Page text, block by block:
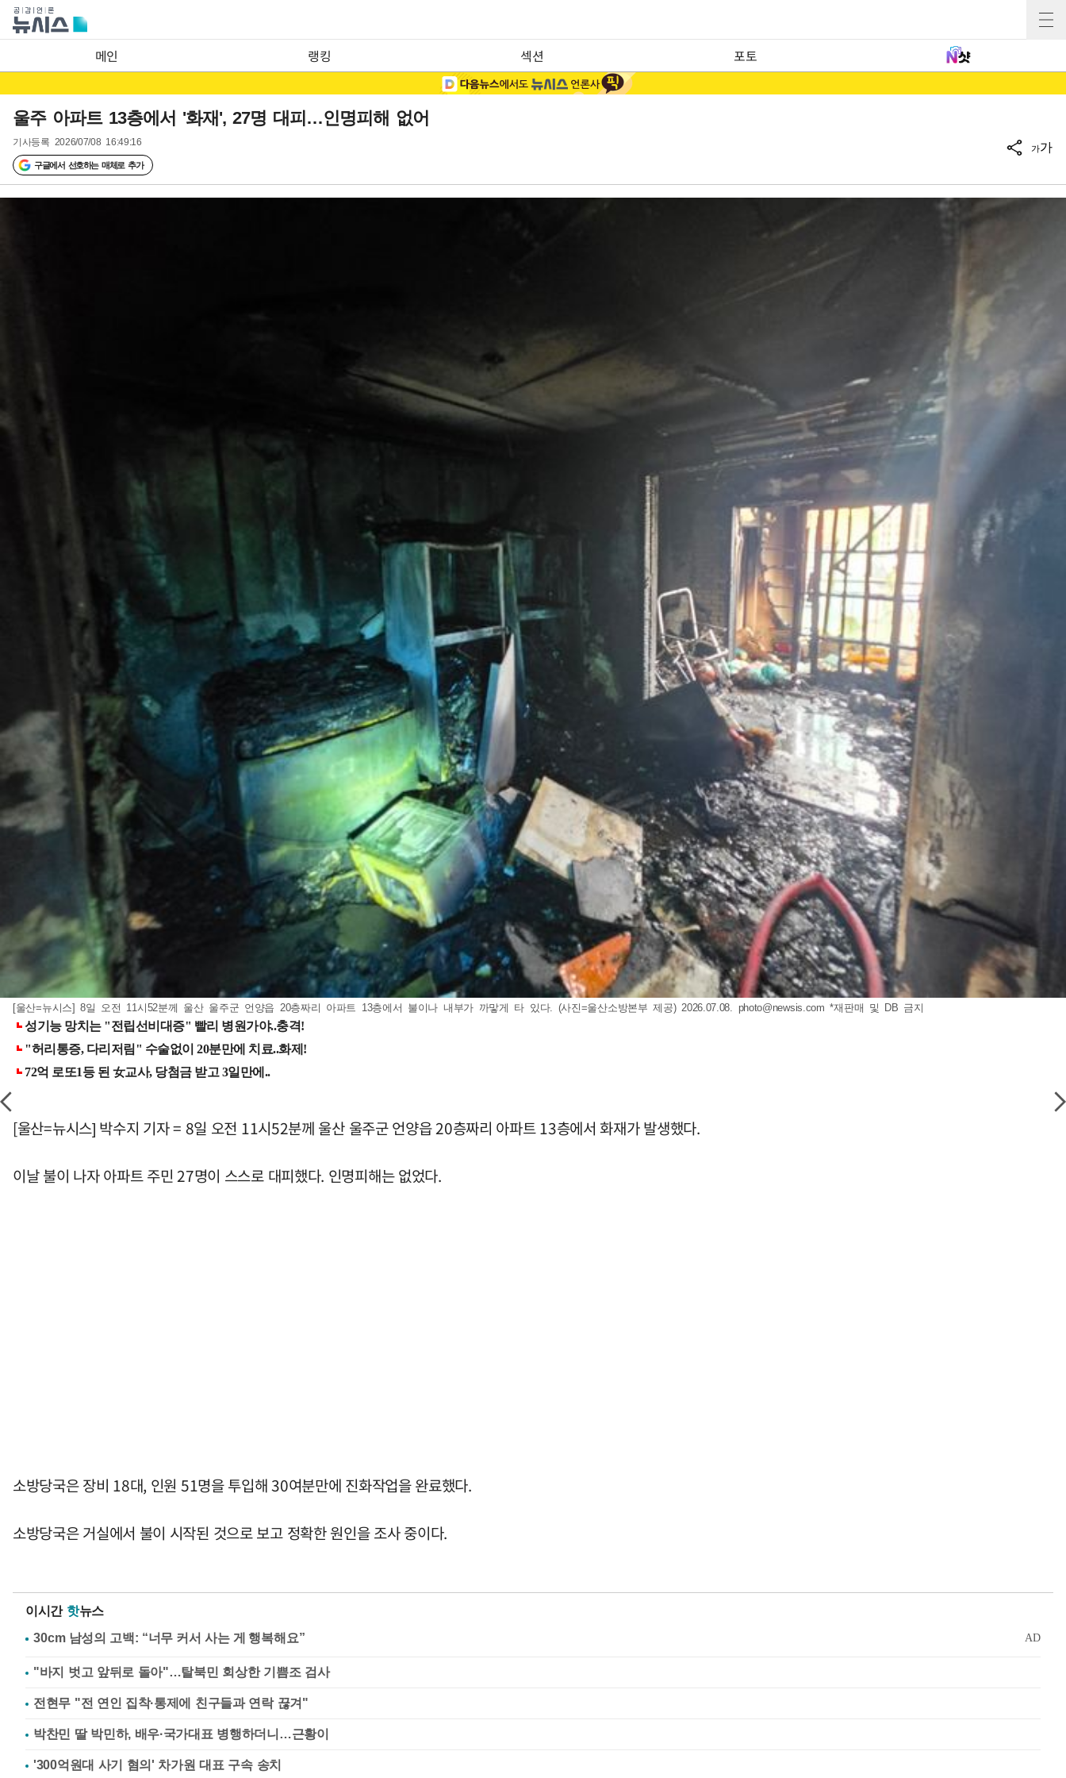
메인 랭킹 섹션 포토
울주 아파트 13층에서 '화재', 27명 대피…인명피해 없어
기사등록 2026/07/08 16:49:16
구글에서 선호하는 매체로 추가
가가
[울산=뉴시스] 8일 오전 11시52분께 울산 울주군 언양읍 20층짜리 아파트 13층에서 불이나 내부가 까맣게 타 있다. (사진=울산소방본부 제공) 2026.07.08. photo@newsis.com *재판매 및 DB 금지
[울산=뉴시스] 박수지 기자 = 8일 오전 11시52분께 울산 울주군 언양읍 20층짜리 아파트 13층에서 화재가 발생했다.
이날 불이 나자 아파트 주민 27명이 스스로 대피했다. 인명피해는 없었다.
소방당국은 장비 18대, 인원 51명을 투입해 30여분만에 진화작업을 완료했다.
소방당국은 거실에서 불이 시작된 것으로 보고 정확한 원인을 조사 중이다.
이시간 핫뉴스
"바지 벗고 앞뒤로 돌아"…탈북민 회상한 기쁨조 검사
전현무 "전 연인 집착·통제에 친구들과 연락 끊겨"
박찬민 딸 박민하, 배우·국가대표 병행하더니…근황이
'300억원대 사기 혐의' 차가원 대표 구속 송치